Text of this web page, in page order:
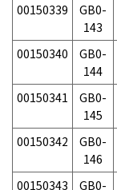
00150339
GB0-
143
00150340
GB0-
144
00150341
GB0-
145
00150342
GB0-
146
00150343
GB0-